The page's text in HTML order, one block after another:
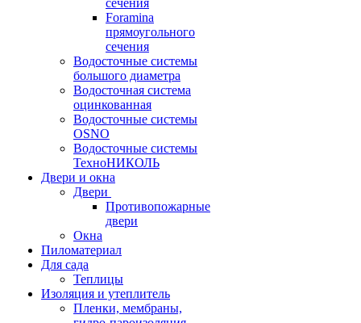
сечения
Foramina
прямоугольного
сечения
Водосточные системы
большого диаметра
Водосточная система
оцинкованная
Водосточные системы
OSNO
Водосточные системы
ТехноНИКОЛЬ
Двери и окна
Двери
Противопожарные
двери
Окна
Пиломатериал
Для сада
Теплицы
Изоляция и утеплитель
Пленки, мембраны,